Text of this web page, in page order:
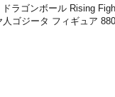
ラゴンボール Rising
ゴジータ フィギュア